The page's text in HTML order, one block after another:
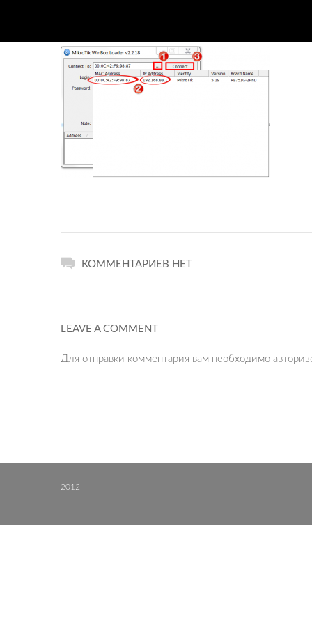
КОММЕНТАРИЕВ НЕТ
LEAVE A COMMENT
Для отправки комментария вам необходимо
2012